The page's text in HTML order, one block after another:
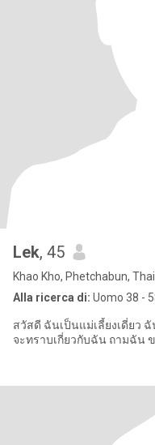
Lek, 45
Khao Kho, Phetchabun,
Alla ricerca di: Uomo 38 -
สวัสดี​ ฉันเป็น​แม่เลี้ยงเดี่ยว
จะท